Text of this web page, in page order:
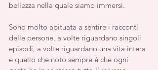
bellezza nella quale siamo immersi.
Sono molto abituata a sentire i racconti
delle persone, a volte riguardano singoli
episodi, a volte riguardano una vita intera
e quello che noto sempre è che ogni